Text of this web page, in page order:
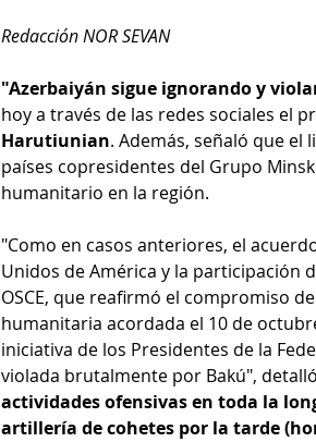
Redacción NOR SEVAN
"Azerbaiyán sigue ignorando y
hoy a través de las redes sociales el
Harutiunian. Además, señaló que el
países copresidentes del Grupo
humanitario en la región.
"Como en casos anteriores, el
Unidos de América y la participación
OSCE, que reafirmó el compromiso
humanitaria acordada el 10 de
iniciativa de los Presidentes de la
violada brutalmente por Bakú",
actividades ofensivas en toda la
artillería de cohetes por la tarde